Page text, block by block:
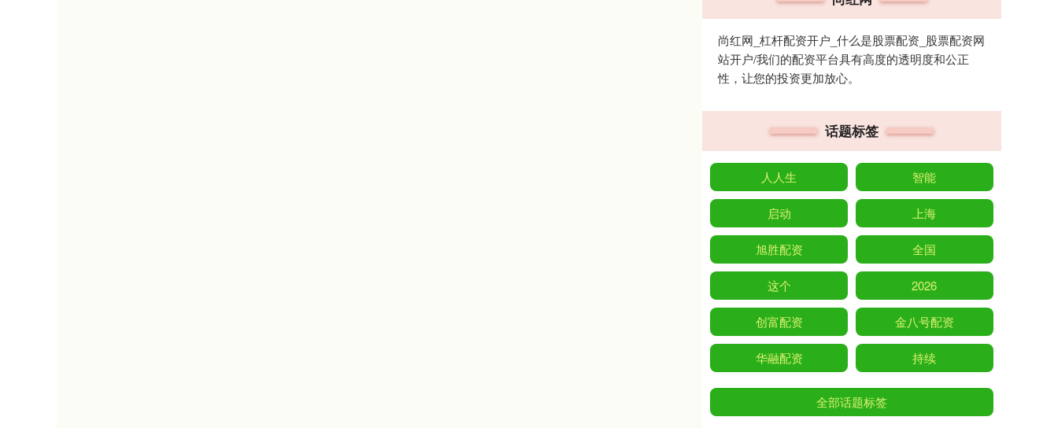
尚红网_杠杆配资开户_什么是股票配资_股票配资网
站开户/我们的配资平台具有高度的透明度和公正
性，让您的投资更加放心。
话题标签
人人生 智能
启动 上海
旭胜配资 全国
这个 2026
创富配资 金八号配资
华融配资 持续
全部话题标签